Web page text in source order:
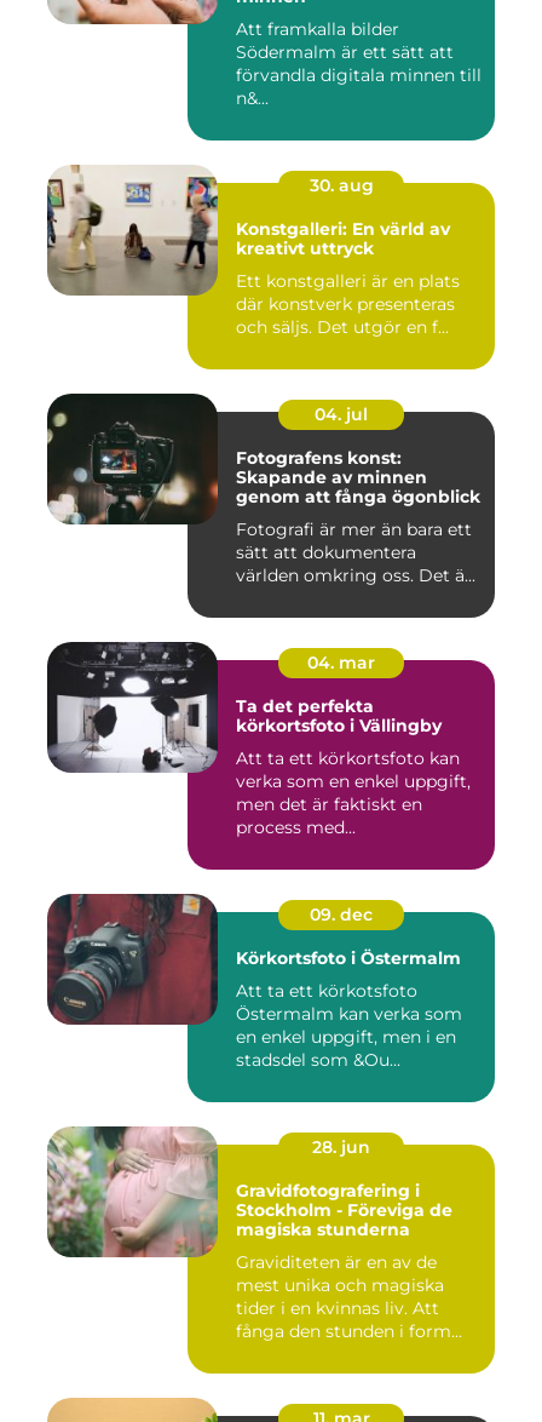
Att framkalla bilder
Södermalm är ett sätt att
förvandla digitala minnen till
n&...
30. aug
Konstgalleri: En värld av
kreativt uttryck
Ett konstgalleri är en plats
där konstverk presenteras
och säljs. Det utgör en f...
04. jul
Fotografens konst:
Skapande av minnen
genom att fånga ögonblick
Fotografi är mer än bara ett
sätt att dokumentera
världen omkring oss. Det ä...
04. mar
Ta det perfekta
körkortsfoto i Vällingby
Att ta ett körkortsfoto kan
verka som en enkel uppgift,
men det är faktiskt en
process med...
09. dec
Körkortsfoto i Östermalm
Att ta ett körkotsfoto
Östermalm kan verka som
en enkel uppgift, men i en
stadsdel som &Ou...
28. jun
Gravidfotografering i
Stockholm - Föreviga de
magiska stunderna
Graviditeten är en av de
mest unika och magiska
tider i en kvinnas liv. Att
fånga den stunden i form...